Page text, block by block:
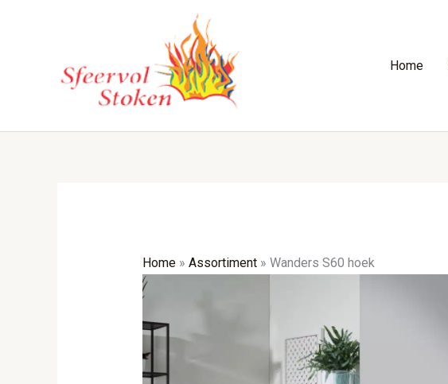
Home
Home» Assortiment» Wanders S60 hoek